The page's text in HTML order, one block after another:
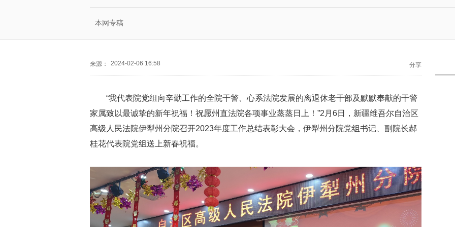
本网专稿
来源： 2024-02-06 16:58 分享
“我代表院党组向辛勤工作的全院干警、心系法院发展的离退休老干部及默默奉献的干警
家属致以最诚挚的新年祝福！祝愿州直法院各项事业蒸蒸日上！”2月6日，新疆维吾尔自治区
高级人民法院伊犁州分院召开2023年度工作总结表彰大会，伊犁州分院党组书记、副院长郝
桂花代表院党组送上新春祝福。